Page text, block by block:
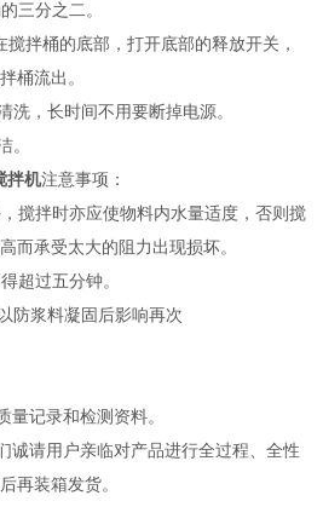
三分之二。
拌桶的底部，打开底部的释放开关，
桶流出。
洗，长时间不用要断掉电源。
。
拌机注意事项：
搅拌时亦应使物料内水量适度，否则搅
而承受太大的阻力出现损坏。
超过五分钟。
防浆料凝固后影响再次
量记录和检测资料。
诚请用户亲临对产品进行全过程、全性
再装箱发货。